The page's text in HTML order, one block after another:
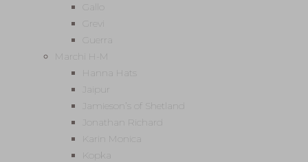
Gallo
Grevi
Guerra
Marchi H-M
Hanna Hats
Jaipur
Jamieson’s of Shetland
Jonathan Richard
Karin Monica
Kopka